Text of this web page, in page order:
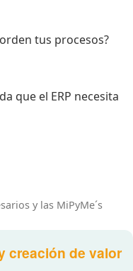
tus procesos?
que el ERP necesita
y las MiPyMe´s
creación de valor